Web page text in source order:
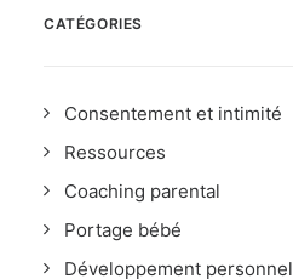
CATÉGORIES
Consentement et intimité
Ressources
Coaching parental
Portage bébé
Développement personnel